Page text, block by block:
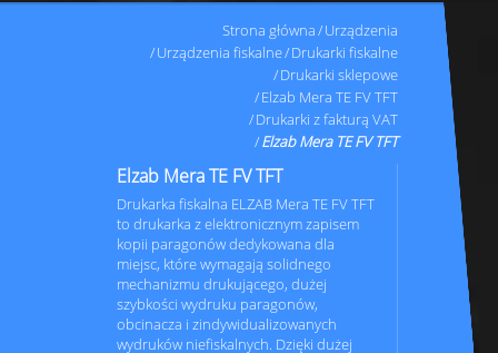
Strona główna Urządzenia
Urządzenia fiskalne Drukarki fiskalne
Drukarki sklepowe
Elzab Mera TE FV TFT
Drukarki z fakturą VAT
Elzab Mera TE FV TFT
Elzab Mera TE FV TFT
Drukarka fiskalna ELZAB Mera TE FV TFT
to drukarka z elektronicznym zapisem
kopii paragonów dedykowana dla
miejsc, które wymagają solidnego
mechanizmu drukującego, dużej
szybkości wydruku paragonów,
obcinacza i zindywidualizowanych
wydruków niefiskalnych. Dzięki dużej